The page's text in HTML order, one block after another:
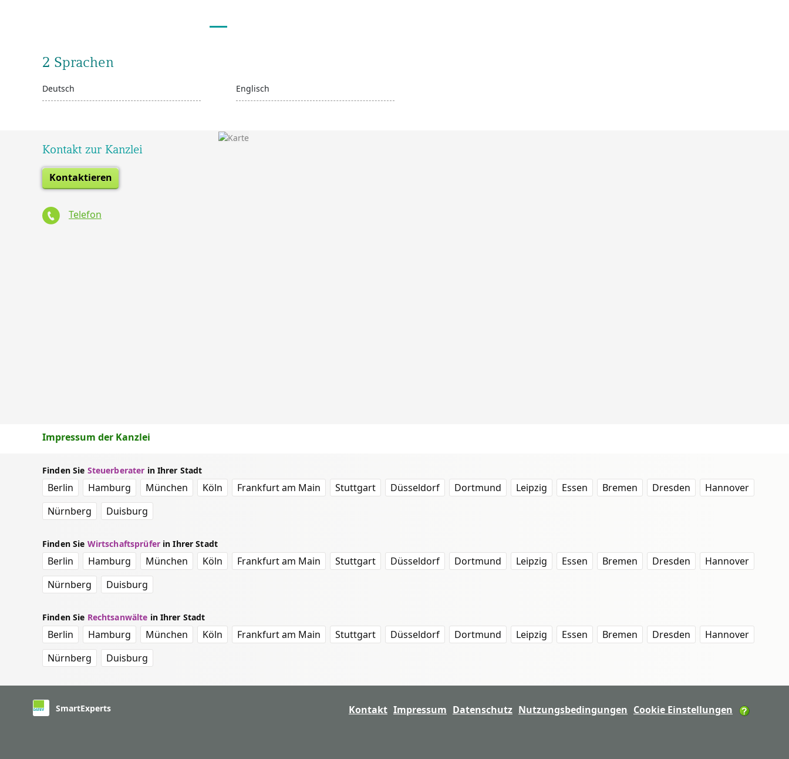
2 Sprachen
Deutsch Englisch
Kontakt zur Kanzlei
Kontaktieren
Telefon
Impressum der Kanzlei
Finden Sie Steuerberater in Ihrer Stadt
Berlin Hamburg München Köln Frankfurt am Main Stuttgart Düsseldorf Dortmund Leipzig Essen Bremen Dresden
Hannover
Nürnberg
Duisburg
Finden Sie Wirtschaftsprüferin Ihrer Stadt
Berlin Hamburg München Köln Frankfurt am Main Stuttgart Düsseldorf Dortmund Leipzig Essen Bremen Dresden
Hannover
Nürnberg
Duisburg
Finden Sie Rechtsanwälte in Ihrer Stadt
Berlin Hamburg München Köln Frankfurt am Main Stuttgart Düsseldorf Dortmund Leipzig Essen Bremen Dresden
Hannover
Nürnberg
Duisburg
SmartExperts Kontakt Impressum Datenschutz Nutzungsbedingungen Cookie Einstellungen